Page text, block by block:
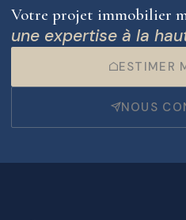
Votre projet immobilier
une expertise à la
ESTIMER
NOUS